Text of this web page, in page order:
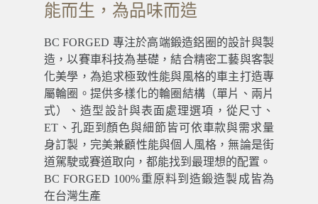
能而生，為品味而造
BC FORGED 專注於高端鍛造鋁圈的設計與製
造，以賽車科技為基礎，結合精密工藝與客製
化美學，為追求極致性能與風格的車主打造專
屬輪圈。提供多樣化的輪圈結構（單片、兩片
式）、造型設計與表面處理選項，從尺寸、
ET、孔距到顏色與細節皆可依車款與需求量
身訂製，完美兼顧性能與個人風格，無論是街
道駕駛或賽道取向，都能找到最理想的配置。
BC FORGED 100%重原料到造鍛造製成皆為
在台灣生產